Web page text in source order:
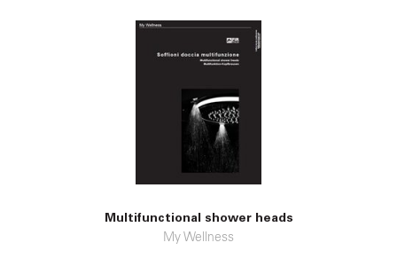
Multifunctional shower heads
My Wellness